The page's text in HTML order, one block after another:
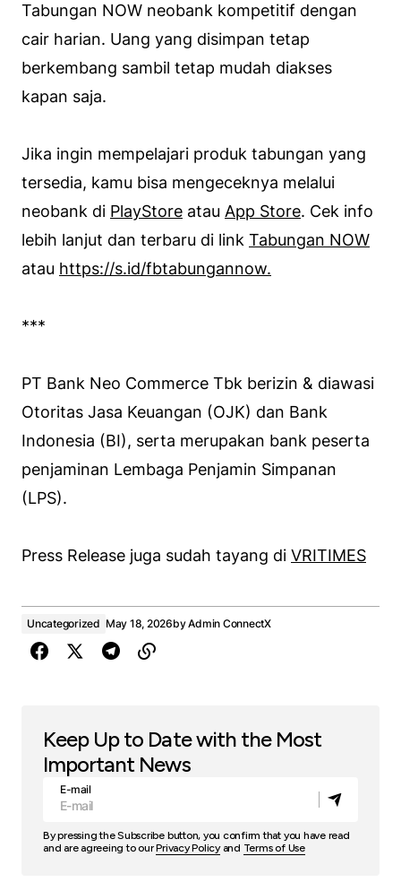
Tabungan NOW neobank kompetitif dengan
cair harian. Uang yang disimpan tetap
berkembang sambil tetap mudah diakses
kapan saja.
Jika ingin mempelajari produk tabungan yang
tersedia, kamu bisa mengeceknya melalui
neobank di PlayStore atau App Store. Cek info
lebih lanjut dan terbaru di link Tabungan NOW
atau https://s.id/fbtabungannow.
***
PT Bank Neo Commerce Tbk berizin & diawasi
Otoritas Jasa Keuangan (OJK) dan Bank
Indonesia (BI), serta merupakan bank peserta
penjaminan Lembaga Penjamin Simpanan
(LPS).⁣
Press Release juga sudah tayang di VRITIMES
Uncategorized May 18, 2026byAdmin ConnectX
Keep Up to Date with the Most
Important News
E-mail
By pressing the Subscribe button, you confirm that you have read
and are agreeing to ourPrivacy Policyand Terms of Use